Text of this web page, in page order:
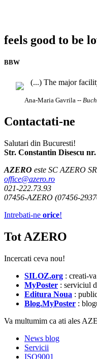
feels good to be
BBW
(...) The major
Ana-Maria Gavrila --
Contactati-ne
Salutari din Bucuresti!
Str. Constantin Disescu
AZERO este SC AZERO
office@azero.ro
021-222.73.93
07456-AZERO (07456-
Intrebati-ne orice!
Tot AZERO
Incercati ceva nou!
SILOZ.org : creati-
MyPoster : serviciul
Editura Noua :
Blog.MyPoster :
Va multumim ca ati ales
News blog
Servicii
ISO9001